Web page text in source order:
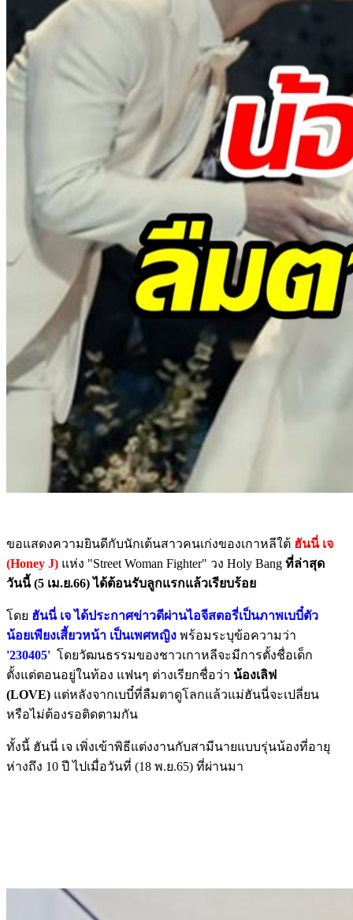
ขอแสดงความยินดีกับนักเต้นสาวคนเก่งของเกาหลีใต้ ฮันนี่ เจ
(Honey J) แห่ง "Street Woman Fighter" วง Holy Bang ที่ล่าสุด
วันนี้ (5 เม.ย.66) ได้ต้อนรับลูกแรกแล้วเรียบร้อย
โดย ฮันนี่ เจ ได้ประกาศข่าวดีผ่านไอจีสตอรี่เป็นภาพเบบี๋ตัว
น้อยเพียงเสี้ยวหน้า เป็นเพศหญิง พร้อมระบุข้อความว่า
'230405' โดยวัฒนธรรมของชาวเกาหลีจะมีการตั้งชื่อเด็ก
ตั้งแต่ตอนอยู่ในท้อง แฟนๆ ต่างเรียกชื่อว่า น้องเลิฟ
(LOVE) แต่หลังจากเบบี๋ที่ลืมตาดูโลกแล้วแม่ฮันนี่จะเปลี่ยน
หรือไม่ต้องรอติดตามกัน
ทั้งนี้ ฮันนี่ เจ เพิ่งเข้าพิธีแต่งงานกับสามีนายแบบรุ่นน้องที่อายุ
ห่างถึง 10 ปี ไปเมื่อวันที่ (18 พ.ย.65) ที่ผ่านมา